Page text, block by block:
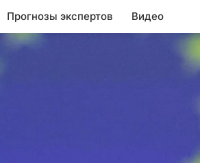
Прогнозы экспертов Видео